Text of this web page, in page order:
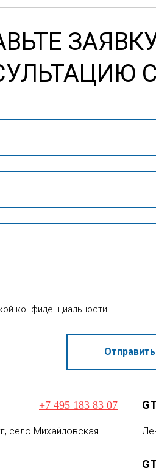
конфиденциальности
Отправить
+7 495 183 83 07
село Михайловская